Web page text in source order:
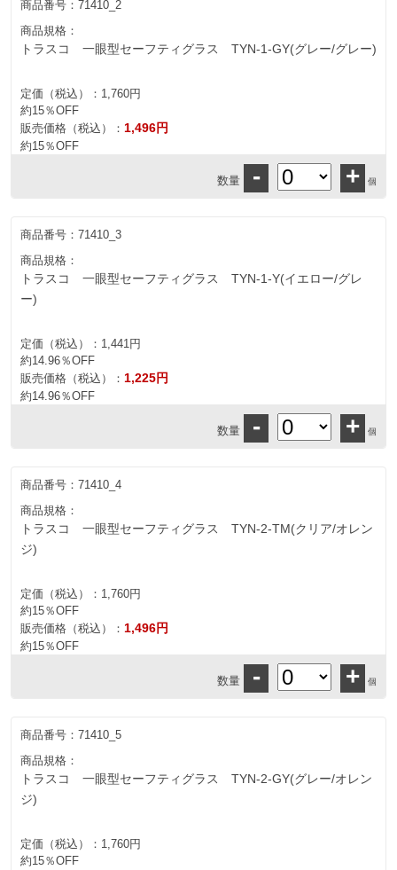
商品番号： 71410_2
商品規格：
トラスコ 一眼型セーフティグラス TYN-1-GY(グレー/グレー)
定価（税込）： 1,760円
約15％OFF
販売価格（税込）： 1,496円
約15％OFF
数量 - + 個
商品番号： 71410_3
商品規格：
トラスコ 一眼型セーフティグラス TYN-1-Y(イエロー/グレ
ー)
定価（税込）： 1,441円
約14.96％OFF
販売価格（税込）： 1,225円
約14.96％OFF
数量 - + 個
商品番号： 71410_4
商品規格：
トラスコ 一眼型セーフティグラス TYN-2-TM(クリア/オレン
ジ)
定価（税込）： 1,760円
約15％OFF
販売価格（税込）： 1,496円
約15％OFF
数量 - + 個
商品番号： 71410_5
商品規格：
トラスコ 一眼型セーフティグラス TYN-2-GY(グレー/オレン
ジ)
定価（税込）： 1,760円
約15％OFF